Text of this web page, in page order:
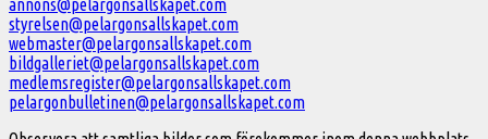
Svenska
Pelargonsällskapet
annons@pelargonsallskapet.com
styrelsen@pelargonsallskapet.com
webmaster@pelargonsallskapet.com
bildgalleriet@pelargonsallskapet.com
medlemsregister@pelargonsallskapet.com
pelargonbulletinen@pelargonsallskapet.com